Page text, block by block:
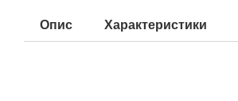
Опис Характеристики